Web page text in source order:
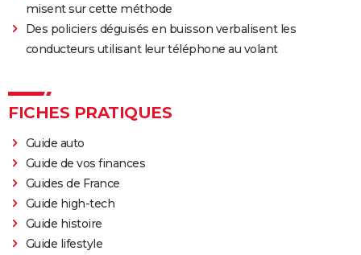
misent sur cette méthode
Des policiers déguisés en buisson verbalisent les
conducteurs utilisant leur téléphone au volant
FICHES PRATIQUES
Guide auto
Guide de vos finances
Guides de France
Guide high-tech
Guide histoire
Guide lifestyle